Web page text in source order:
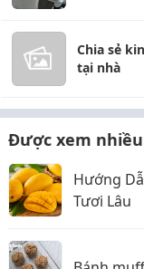
Chia sẻ
tại nhà
Được xem nhiều
Hướng
Tươi Lâu